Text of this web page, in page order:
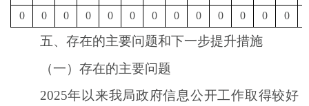
0
0 0 0 0 0 0 0 0 0 0 0 0
五、存在的主要问题和下一步提升措施
（一）存在的主要问题
2025年以来我局政府信息公开工作取得较好